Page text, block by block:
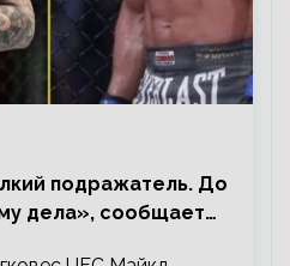
подражатель. До
дела», сообщает